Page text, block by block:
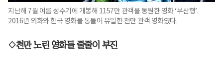
지난해 7월 여름 성수기에 개봉해 1157만 관객을 동원한 영화 ‘부산행’.
2016년 외화와 한국 영화를 통틀어 유일한 천만 관객 영화였다.
◇천만 노린 영화들 줄줄이 부진